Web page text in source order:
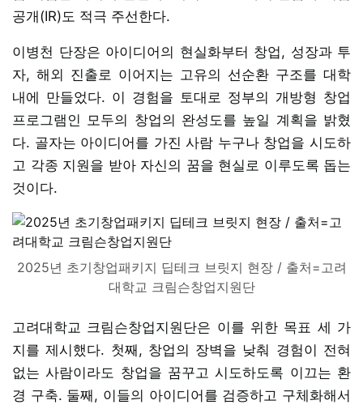
공개(IR)도 적극 주선한다.
이병천 단장은 아이디어의 현실화부터 창업, 성장과 투
자, 해외 진출로 이어지는 고유의 선순환 구조를 대학
내에 만들었다. 이 경험을 토대로 정부의 개방형 창업
프로그램인 모두의 창업의 완성도를 높일 계획을 밝혔
다. 골자는 아이디어를 가진 사람 누구나 창업을 시도하
고 각종 지원을 받아 자신의 꿈을 현실로 이루도록 돕는
것이다.
2025년 초기창업패키지 딥테크 브릿지 현장 / 출처=고려
대학교 크림슨창업지원단
고려대학교 크림슨창업지원단은 이를 위한 목표 세 가
지를 제시했다. 첫째, 창업의 장벽을 낮춰 경험이 전혀
없는 사람이라도 창업을 꿈꾸고 시도하도록 이끄는 환
경 구축. 둘째, 이들의 아이디어를 검증하고 구체화해서